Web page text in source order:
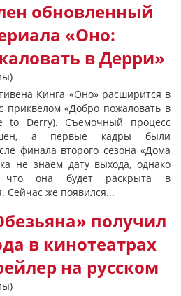
обновленный
«Оно:
в Дерри»
Кинга «Оно» расширится в
приквелом «Добро пожаловать в
to Derry). Съемочный процесс
а первые кадры были
финала второго сезона «Дома
не знаем дату выхода, однако
что она будет раскрыта в
Сейчас же появился...
получил
в кинотеатрах
на русском